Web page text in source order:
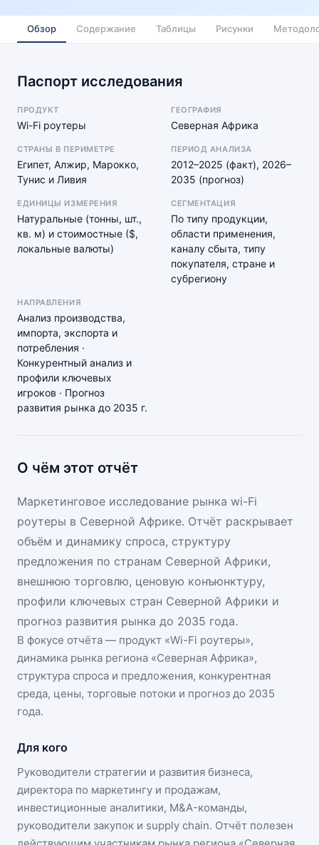
Обзор Содержание Таблицы Рисунки
Паспорт исследования
ПРОДУКТ
Wi-Fi роутеры
ГЕОГРАФИЯ
Северная Африка
СТРАНЫ В ПЕРИМЕТРЕ
Египет, Алжир, Марокко,
Тунис и Ливия
ПЕРИОД АНАЛИЗА
2012–2025 (факт), 2026–
2035 (прогноз)
ЕДИНИЦЫ ИЗМЕРЕНИЯ
Натуральные (тонны, шт.,
кв. м) и стоимостные ($,
локальные валюты)
СЕГМЕНТАЦИЯ
По типу продукции,
области применения,
каналу сбыта, типу
покупателя, стране и
субрегиону
НАПРАВЛЕНИЯ
Анализ производства,
импорта, экспорта и
потребления ·
Конкурентный анализ и
профили ключевых
игроков · Прогноз
развития рынка до 2035 г.
О чём этот отчёт
Маркетинговое исследование рынка wi-Fi
роутеры в Северной Африке. Отчёт раскрывает
объём и динамику спроса, структуру
предложения по странам Северной Африки,
внешнюю торговлю, ценовую конъюнктуру,
профили ключевых стран Северной Африки и
прогноз развития рынка до 2035 года.
В фокусе отчёта — продукт «Wi-Fi роутеры»,
динамика рынка региона «Северная Африка»,
структура спроса и предложения, конкурентная
среда, цены, торговые потоки и прогноз до 2035
года.
Для кого
Руководители стратегии и развития бизнеса,
директора по маркетингу и продажам,
инвестиционные аналитики, M&A-команды,
руководители закупок и supply chain. Отчёт полезен